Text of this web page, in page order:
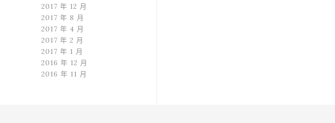
2017 年 12 月
2017 年 8 月
2017 年 4 月
2017 年 2 月
2017 年 1 月
2016 年 12 月
2016 年 11 月